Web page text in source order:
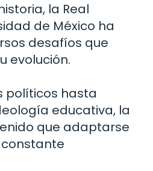
la Real
de México ha
desafíos que
evolución.
políticos hasta
educativa, la
que adaptarse